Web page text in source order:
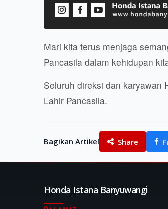
Mari kita terus menjaga
Pancasila dalam kehidupan
Seluruh direksi dan karyawan
Lahir Pancasila.
Bagikan Artikel Share
Honda Istana Banyuwangi